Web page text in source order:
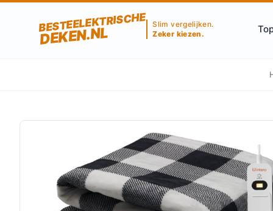
BESTEELEKTRISCHE
DEKEN.NL
Slim vergelijken.
Zeker kiezen.